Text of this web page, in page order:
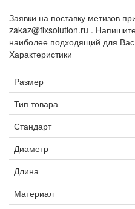
Заявки на поставку метизов
zakaz@fixsolution.ru .
наиболее подходящий для Вас
Характеристики
Размер
Тип товара
Стандарт
Диаметр
Длина
Материал